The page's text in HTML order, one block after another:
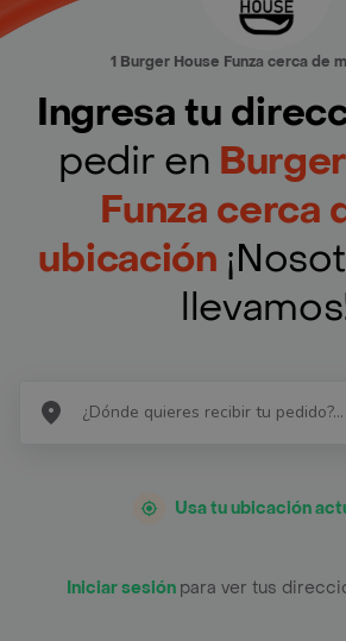
1 Burger House Funza cerca de
Ingresa tu
pedir en
Funza cerca
ubicación
Usa tu ubicación
Iniciar sesión para ver tus